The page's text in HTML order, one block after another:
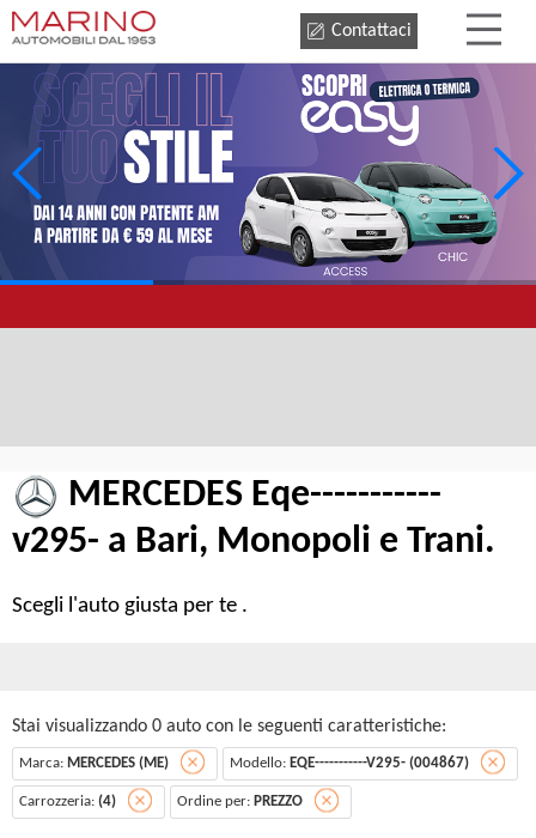
Contattaci
MERCEDES Eqe-----------
v295- a Bari, Monopoli e Trani.
Scegli l'auto giusta per te .
Stai visualizzando 0 auto con le seguenti caratteristiche:
Marca: MERCEDES (ME) Modello: EQE-----------V295- (004867)
Carrozzeria: (4) Ordine per: PREZZO